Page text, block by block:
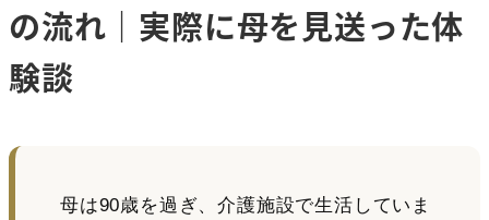
の流れ｜実際に母を見送った体
験談
母は90歳を過ぎ、介護施設で生活していま